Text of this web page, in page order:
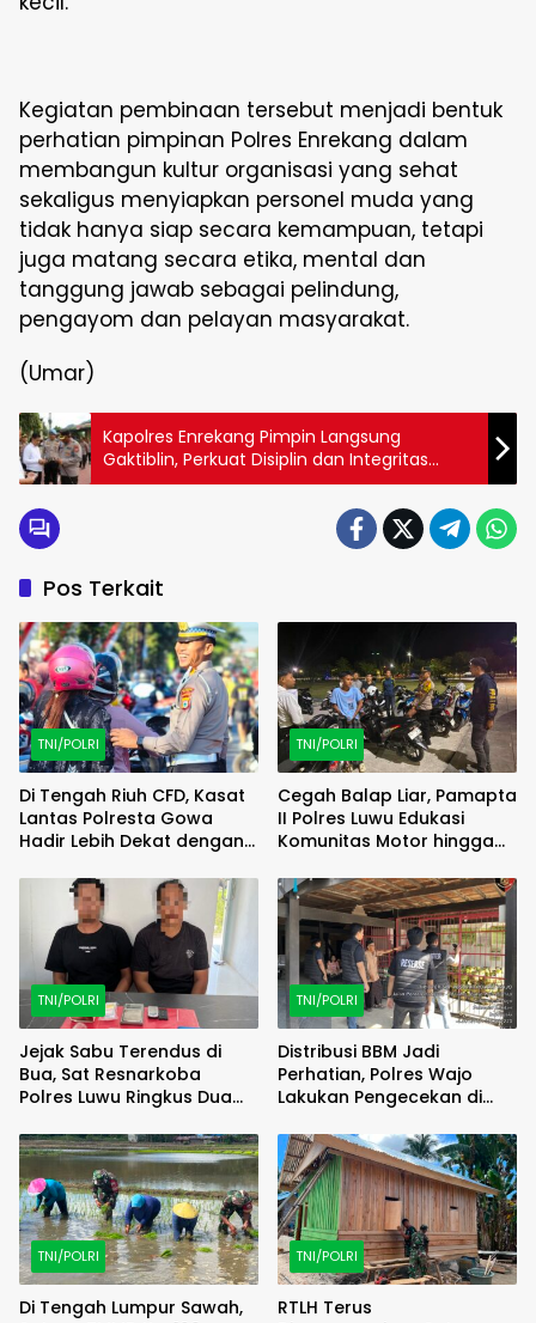
Kegiatan pembinaan tersebut menjadi bentuk
perhatian pimpinan Polres Enrekang dalam
membangun kultur organisasi yang sehat
sekaligus menyiapkan personel muda yang
tidak hanya siap secara kemampuan, tetapi
juga matang secara etika, mental dan
tanggung jawab sebagai pelindung,
pengayom dan pelayan masyarakat.
(Umar)
Kapolres Enrekang Pimpin Langsung
Gaktiblin, Perkuat Disiplin dan Integritas
Personel
Pos Terkait
TNI/POLRI
Di Tengah Riuh CFD, Kasat
Lantas Polresta Gowa
Hadir Lebih Dekat dengan
TNI/POLRI
Cegah Balap Liar, Pamapta
II Polres Luwu Edukasi
Komunitas Motor hingga
TNI/POLRI
Jejak Sabu Terendus di
Bua, Sat Resnarkoba
Polres Luwu Ringkus Dua
TNI/POLRI
Distribusi BBM Jadi
Perhatian, Polres Wajo
Lakukan Pengecekan di
TNI/POLRI
Di Tengah Lumpur Sawah,
TNI/POLRI
RTLH Terus